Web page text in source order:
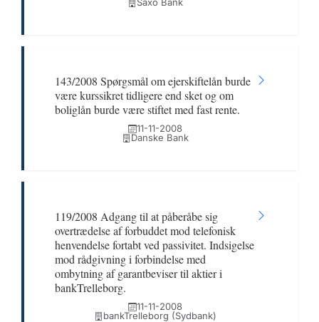
143/2008 Spørgsmål om ejerskiftelån burde
være kurssikret tidligere end sket og om
boliglån burde være stiftet med fast rente.
11-11-2008
Danske Bank
119/2008 Adgang til at påberåbe sig
overtrædelse af forbuddet mod telefonisk
henvendelse fortabt ved passivitet. Indsigelse
mod rådgivning i forbindelse med
ombytning af garantbeviser til aktier i
bankTrelleborg.
11-11-2008
bankTrelleborg (Sydbank)